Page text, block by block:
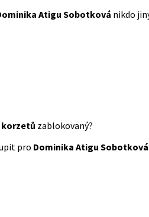
Atigu Sobotková nikdo
korzetů zablokovaný?
pro Dominika Atigu Sobotková